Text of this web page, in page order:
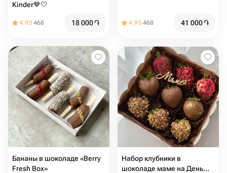
Kinder🤎🤍
4.95468 18 000֏ 4.95468 41 000֏
Бананы в шоколаде «Berry
Fresh Box»
Набор клубники в
шоколаде маме на День